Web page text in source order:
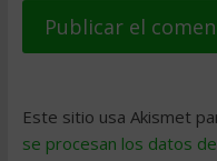
Este sitio usa Akismet
se procesan los datos